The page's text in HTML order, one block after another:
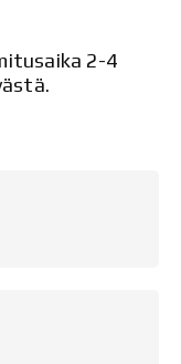
2-4